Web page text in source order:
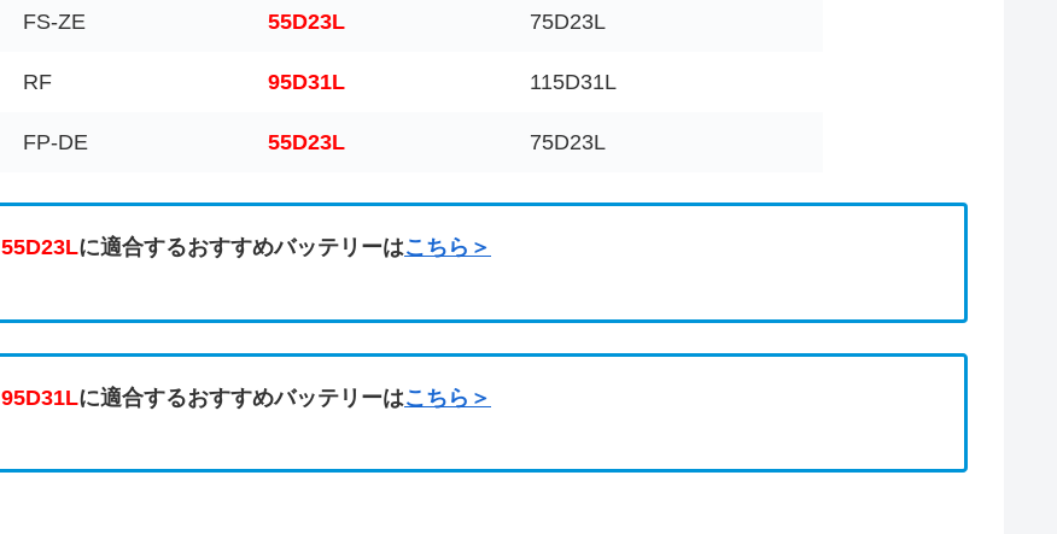
FS-ZE 55D23L 75D23L
RF 95D31L 115D31L
FP-DE 55D23L 75D23L
55D23Lに適合するおすすめバッテリーはこちら＞
95D31Lに適合するおすすめバッテリーはこちら＞